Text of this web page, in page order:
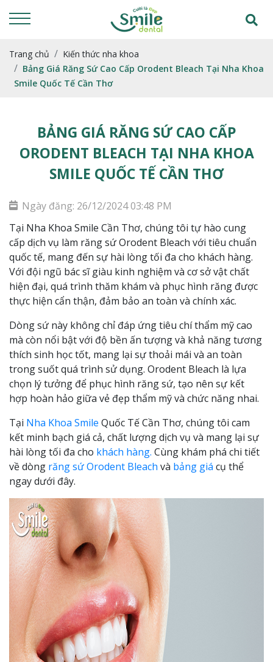
Trang chủ
Kiến thức nha khoa
Bảng Giá Răng Sứ Cao Cấp Orodent Bleach Tại Nha Khoa
Smile Quốc Tế Cần Thơ
BẢNG GIÁ RĂNG SỨ CAO CẤP
ORODENT BLEACH TẠI NHA KHOA
SMILE QUỐC TẾ CẦN THƠ
Ngày đăng: 26/12/2024 03:48 PM
Tại Nha Khoa Smile Cần Thơ, chúng tôi tự hào cung
cấp dịch vụ làm răng sứ Orodent Bleach với tiêu chuẩn
quốc tế, mang đến sự hài lòng tối đa cho khách hàng.
Với đội ngũ bác sĩ giàu kinh nghiệm và cơ sở vật chất
hiện đại, quá trình thăm khám và phục hình răng được
thực hiện cẩn thận, đảm bảo an toàn và chính xác.
Dòng sứ này không chỉ đáp ứng tiêu chí thẩm mỹ cao
mà còn nổi bật với độ bền ấn tượng và khả năng tương
thích sinh học tốt, mang lại sự thoải mái và an toàn
trong suốt quá trình sử dụng. Orodent Bleach là lựa
chọn lý tưởng để phục hình răng sứ, tạo nên sự kết
hợp hoàn hảo giữa vẻ đẹp thẩm mỹ và chức năng nhai.
Tại Nha Khoa Smile Quốc Tế Cần Thơ, chúng tôi cam
kết minh bạch giá cả, chất lượng dịch vụ và mang lại sự
hài lòng tối đa cho khách hàng. Cùng khám phá chi tiết
về dòng răng sứ Orodent Bleach và bảng giá cụ thể
ngay dưới đây.